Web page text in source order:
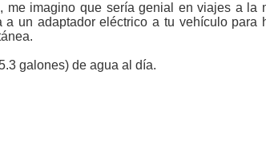
, me imagino que sería genial en viajes a la
un adaptador eléctrico a tu vehículo para
galones) de agua al día.